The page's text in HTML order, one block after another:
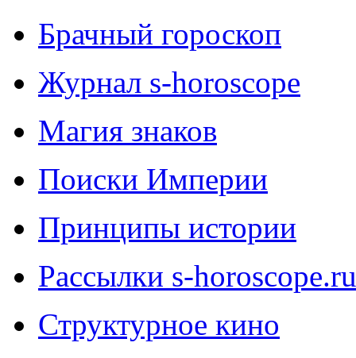
Брачный гороскоп
Журнал s-horoscope
Магия знаков
Поиски Империи
Принципы истории
Рассылки s-horoscope.ru
Структурное кино